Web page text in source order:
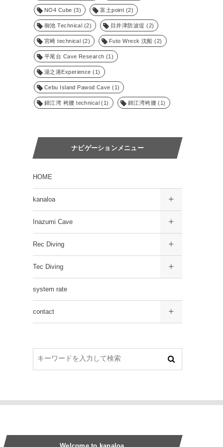
NO4 Cube (3) 富土point (2)
御池 Technical (2) 目井津防波堤 (2)
宮崎 technical (2) Futo Wreck 沈船 (2)
平尾台 Cave Research (1)
湯之港Experience (1)
Cebu Island Pawod Cave (1)
錦江湾 袴腰 technical (1) 錦江湾袴腰 (1)
ナビゲーションメニュー
HOME
kanaloa
Inazumi Cave
Rec Diving
Tec Diving
system rate
contact